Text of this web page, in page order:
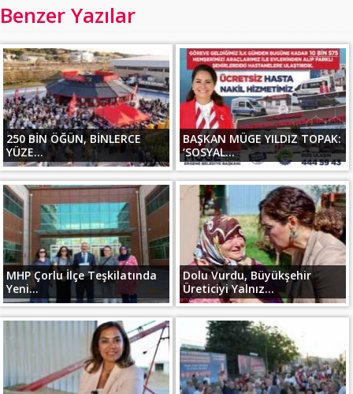
Benzer Yazılar
250 BİN ÖĞÜN, BİNLERCE
YÜZE...
BAŞKAN MÜGE YILDIZ TOPAK:
‘SOSYAL...
MHP Çorlu İlçe Teşkilatında
Yeni...
Dolu Vurdu, Büyükşehir
Üreticiyi Yalnız...